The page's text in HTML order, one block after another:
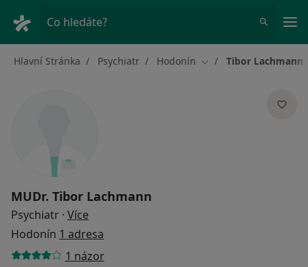
Co hledáte?
Hlavní Stránka Psychiatr Hodonín Změna města
Tibor Lachmann
MUDr. Tibor Lachmann
Psychiatr · Více
Hodonín 1 adresa
1 názor